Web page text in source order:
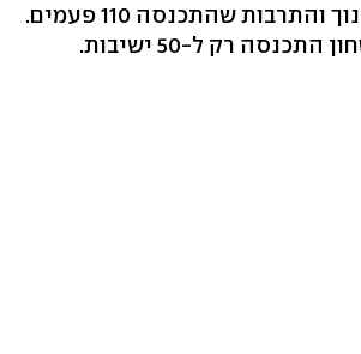
נמצאת ועדת החינוך והתרבות שהתכנסה 110 פעמים.
רק ל-50 ישיבות.